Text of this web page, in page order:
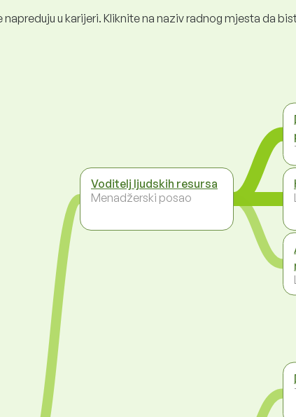
u karijeri. Kliknite na naziv radnog mjesta da
Voditelj ljudskih resursa
Menadžerski posao